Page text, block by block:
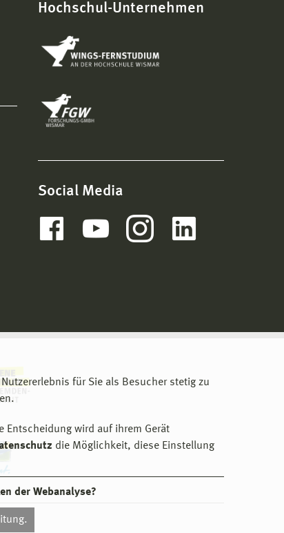
für Sie als Besucher stetig zu
Entscheidung wird auf ihrem Gerät
die Möglichkeit, diese Einstellung
der Webanalyse?
Hochschul-Unternehmen
Social Media